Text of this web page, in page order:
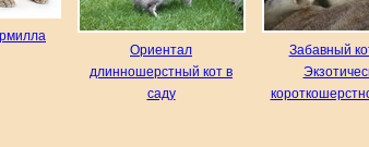
Ориентал
длинношерстный кот в
саду
Забавный